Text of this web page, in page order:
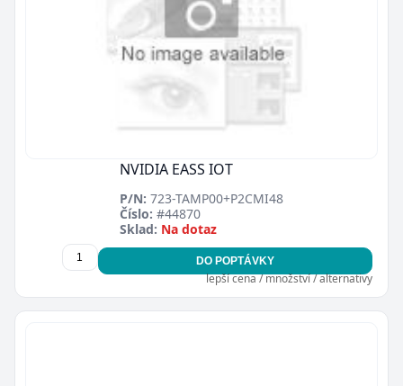
NVIDIA EASS IOT
P/N: 723-TAMP00+P2CMI48
Číslo: #44870
Sklad: Na dotaz
DO POPTÁVKY
lepší cena / množství / alternativy